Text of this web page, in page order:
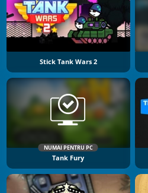
Stick Tank Wars 2
NUMAI PENTRU PC
Tank Fury